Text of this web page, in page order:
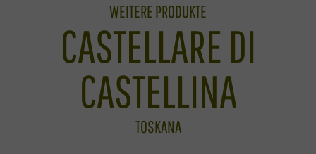
WEITERE PRODUKTE
CASTELLARE DI
CASTELLINA
TOSKANA